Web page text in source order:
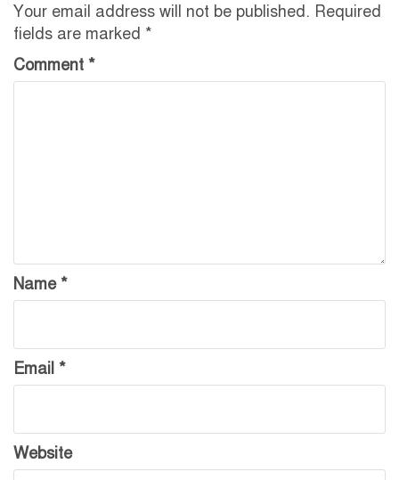
Your email address will not be published. Required
fields are marked *
Comment *
Name *
Email *
Website